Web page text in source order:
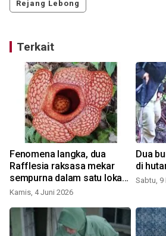
Rejang Lebong
Terkait
Fenomena langka, dua
Rafflesia raksasa mekar
sempurna dalam satu lokasi
di Bengkulu Utara
Kamis, 4 Juni 2026
Dua
di
Sabtu, 9